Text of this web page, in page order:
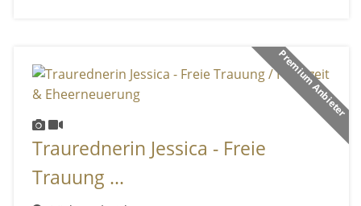
Premium Anbieter
Traurednerin Jessica - Freie
Trauung ...